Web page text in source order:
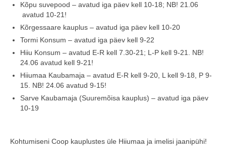
HIIUMAA KÖÖK JA PAGAR
MEIE PANUS
Kõpu suvepood – avatud iga päev kell 10-18; NB! 21.06
avatud 10-21!
Kõrgessaare kauplus – avatud iga päev kell 10-20
Tormi Konsum – avatud iga päev kell 9-22
Hiiu Konsum – avatud E-R kell 7.30-21; L-P kell 9-21. NB!
24.06 avatud kell 9-21!
Hiiumaa Kaubamaja – avatud E-R kell 9-20, L kell 9-18, P 9-
15. NB! 24.06 avatud 9-15!
Sarve Kaubamaja (Suuremõisa kauplus) – avatud iga päev
10-19
Kohtumiseni Coop kauplustes üle Hiiumaa ja imelisi jaanipühi!